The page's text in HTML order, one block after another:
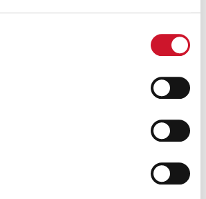
que el terremoto de ayer
aún más los planes de